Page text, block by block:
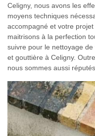
Celigny, nous avons les
moyens techniques
accompagné et votre
maitrisons à la perfection
suivre pour le nettoyage
et gouttière à Celigny.
nous sommes aussi